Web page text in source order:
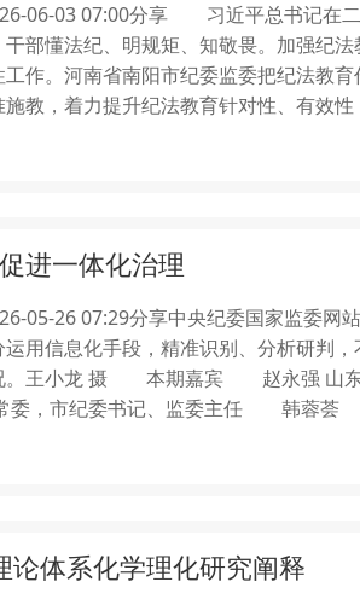
06-03 07:00分享 习近平总书记在
部懂法纪、明规矩、知敬畏。加强纪
作。河南省南阳市纪委监委把纪法教育
教，着力提升纪法教育针对性、有效性
进一体化治理
05-26 07:29分享中央纪委国家监委
用信息化手段，精准识别、分析研判
况。王小龙 摄 本期嘉宾 赵永强 山东
委，市纪委书记、监委主任 韩蓉荟
论体系化学理化研究阐释